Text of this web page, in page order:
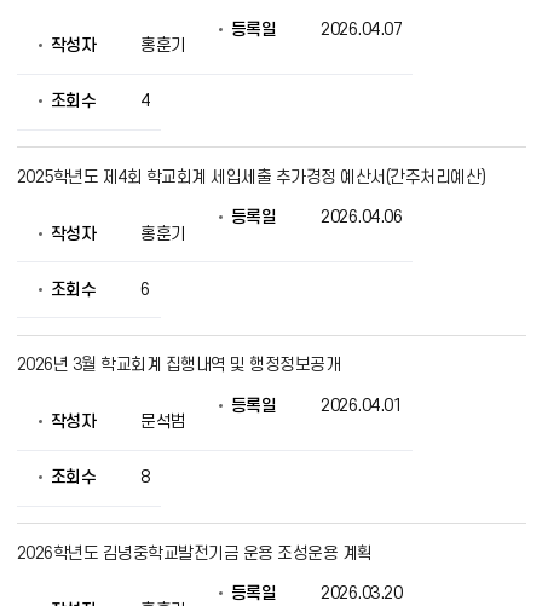
작성자 홍훈기
등록일 2026.04.07
조회수 4
2025학년도 제4회 학교회계 세입세출 추가경정 예산서(간주처리예산)
작성자 홍훈기
등록일 2026.04.06
조회수 6
2026년 3월 학교회계 집행내역 및 행정정보공개
작성자 문석범
등록일 2026.04.01
조회수 8
2026학년도 김녕중학교발전기금 운용 조성운용 계획
등록일 2026.03.20